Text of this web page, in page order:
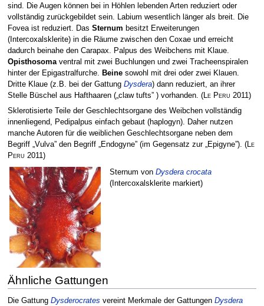
sind. Die Augen können bei in Höhlen lebenden Arten reduziert oder
vollständig zurückgebildet sein. Labium wesentlich länger als breit. Die
Fovea ist reduziert. Das Sternum besitzt Erweiterungen
(Intercoxalsklerite) in die Räume zwischen den Coxae und erreicht
dadurch beinahe den Carapax. Palpus des Weibchens mit Klaue.
Opisthosomaventral mit zwei Buchlungen und zwei Tracheenspiralen
hinter der Epigastralfurche. Beinesowohl mit drei oder zwei Klauen.
Dritte Klaue (z.B. bei der Gattung Dysdera) dann reduziert, an ihrer
Stelle Büschel aus Hafthaaren („claw tufts” ) vorhanden. (Le Peru 2011)
Sklerotisierte Teile der Geschlechtsorgane des Weibchen vollständig
innenliegend, Pedipalpus einfach gebaut (haplogyn). Daher nutzen
manche Autoren für die weiblichen Geschlechtsorgane neben dem
Begriff „Vulva” den Begriff „Endogyne” (im Gegensatz zur „Epigyne”). (Le
Peru 2011)
Sternum vonDysdera crocata
(Intercoxalsklerite markiert)
Ähnliche Gattungen
Die Gattung Dysderocrates vereint Merkmale der Gattungen Dysdera